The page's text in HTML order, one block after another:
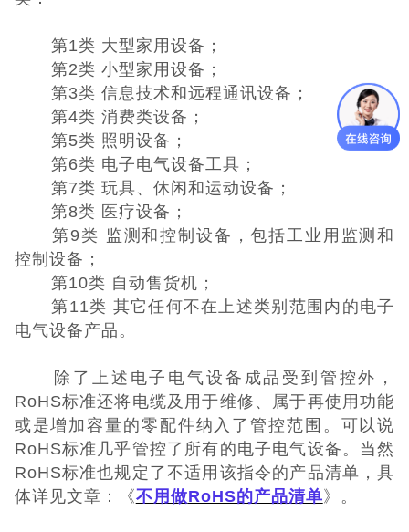
第1类 大型家用设备；
第2类 小型家用设备；
第3类 信息技术和远程通讯设备；
第4类 消费类设备；
第5类 照明设备；
第6类 电子电气设备工具；
第7类 玩具、休闲和运动设备；
第8类 医疗设备；
第9类 监测和控制设备，包括工业用监测和
控制设备；
第10类 自动售货机；
第11类 其它任何不在上述类别范围内的电子
电气设备产品。
除了上述电子电气设备成品受到管控外，
RoHS标准还将电缆及用于维修、属于再使用功能
或是增加容量的零配件纳入了管控范围。可以说
RoHS标准几乎管控了所有的电子电气设备。当然
RoHS标准也规定了不适用该指令的产品清单，具
体详见文章：
《不用做RoHS的产品清单》。